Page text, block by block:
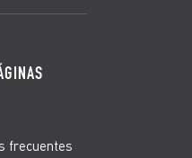
frecuentes